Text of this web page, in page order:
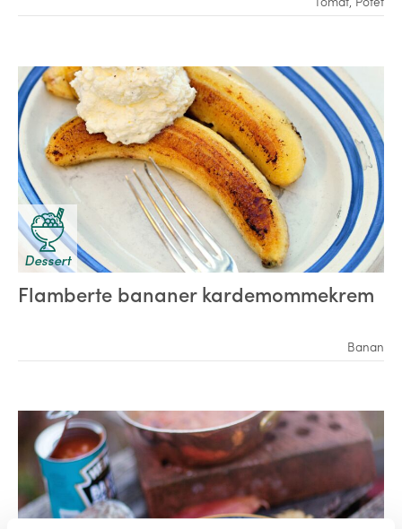
Dessert
Flamberte bananer kardemommekrem
Banan